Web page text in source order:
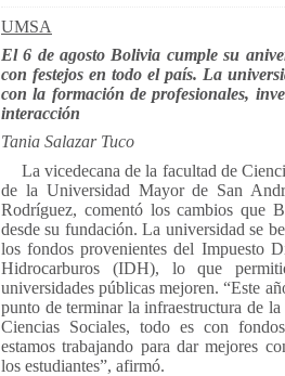
UMSA
El 6 de agosto Bolivia cumple su
con festejos en todo el país. La
con la formación de profesionales,
interacción
Tania Salazar Tuco
La vicedecana de la facultad de
de la Universidad Mayor de San
Rodríguez, comentó los cambios que
desde su fundación. La universidad se
los fondos provenientes del Impuesto
Hidrocarburos (IDH), lo que
universidades públicas mejoren. “Este
punto de terminar la infraestructura de
Ciencias Sociales, todo es con
estamos trabajando para dar mejores
los estudiantes”, afirmó.